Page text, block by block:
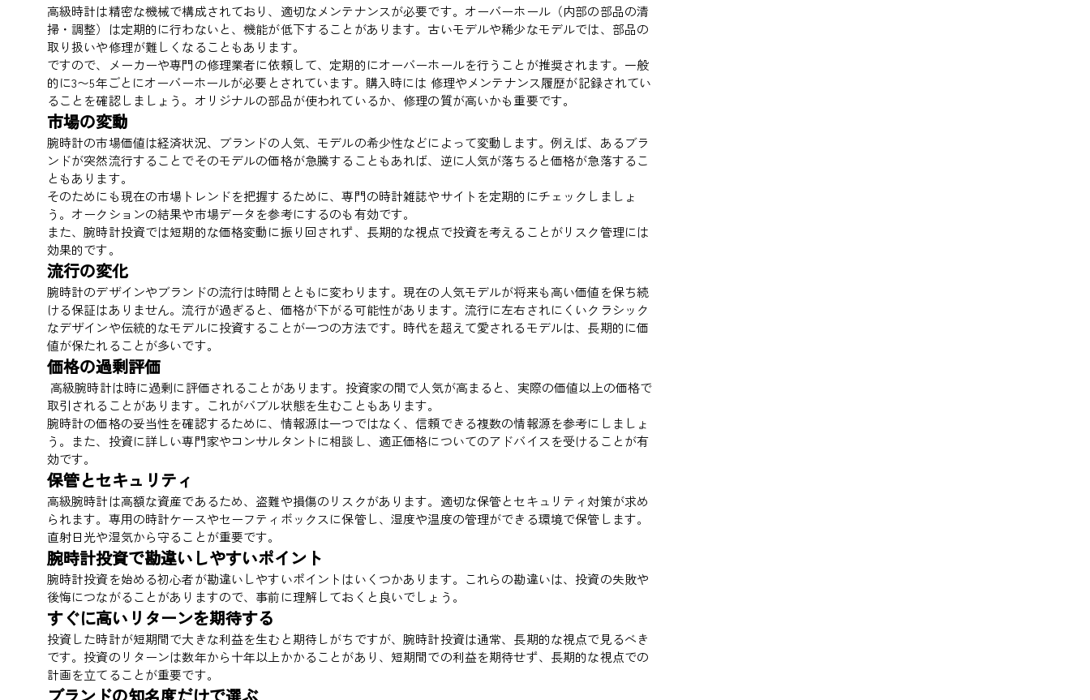
高級時計は精密な機械で構成されており、適切なメンテナンスが必要です。オーバーホール（内部の部品の清
掃・調整）は定期的に行わないと、機能が低下することがあります。古いモデルや稀少なモデルでは、部品の
取り扱いや修理が難しくなることもあります。
ですので、メーカーや専門の修理業者に依頼して、定期的にオーバーホールを行うことが推奨されます。一般
的に3〜5年ごとにオーバーホールが必要とされています。購入時には 修理やメンテナンス履歴が記録されてい
ることを確認しましょう。オリジナルの部品が使われているか、修理の質が高いかも重要です。
市場の変動
腕時計の市場価値は経済状況、ブランドの人気、モデルの希少性などによって変動します。例えば、あるブラ
ンドが突然流行することでそのモデルの価格が急騰することもあれば、逆に人気が落ちると価格が急落するこ
ともあります。
そのためにも現在の市場トレンドを把握するために、専門の時計雑誌やサイトを定期的にチェックしましょ
う。オークションの結果や市場データを参考にするのも有効です。
また、腕時計投資では短期的な価格変動に振り回されず、長期的な視点で投資を考えることがリスク管理には
効果的です。
流行の変化
腕時計のデザインやブランドの流行は時間とともに変わります。現在の人気モデルが将来も高い価値を保ち続
ける保証はありません。流行が過ぎると、価格が下がる可能性があります。流行に左右されにくいクラシック
なデザインや伝統的なモデルに投資することが一つの方法です。時代を超えて愛されるモデルは、長期的に価
値が保たれることが多いです。
価格の過剰評価
高級腕時計は時に過剰に評価されることがあります。投資家の間で人気が高まると、実際の価値以上の価格で
取引されることがあります。これがバブル状態を生むこともあります。
腕時計の価格の妥当性を確認するために、情報源は一つではなく、信頼できる複数の情報源を参考にしましょ
う。また、投資に詳しい専門家やコンサルタントに相談し、適正価格についてのアドバイスを受けることが有
効です。
保管とセキュリティ
高級腕時計は高額な資産であるため、盗難や損傷のリスクがあります。適切な保管とセキュリティ対策が求め
られます。専用の時計ケースやセーフティボックスに保管し、湿度や温度の管理ができる環境で保管します。
直射日光や湿気から守ることが重要です。
腕時計投資で勘違いしやすいポイント
腕時計投資を始める初心者が勘違いしやすいポイントはいくつかあります。これらの勘違いは、投資の失敗や
後悔につながることがありますので、事前に理解しておくと良いでしょう。
すぐに高いリターンを期待する
投資した時計が短期間で大きな利益を生むと期待しがちですが、腕時計投資は通常、長期的な視点で見るべき
です。投資のリターンは数年から十年以上かかることがあり、短期間での利益を期待せず、長期的な視点での
計画を立てることが重要です。